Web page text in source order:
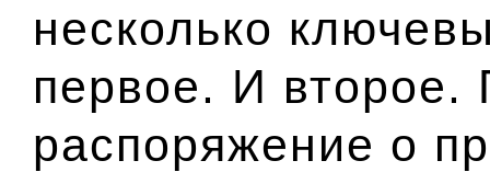
несколько
первое. И второе.
распоряжение о